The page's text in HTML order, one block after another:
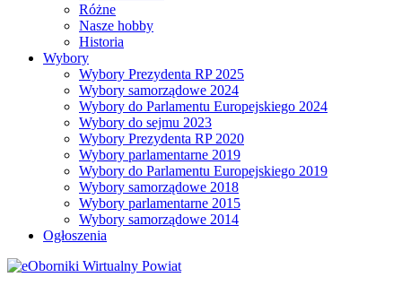
Różne
Nasze hobby
Historia
Wybory
Wybory Prezydenta RP 2025
Wybory samorządowe 2024
Wybory do Parlamentu Europejskiego 2024
Wybory do sejmu 2023
Wybory Prezydenta RP 2020
Wybory parlamentarne 2019
Wybory do Parlamentu Europejskiego 2019
Wybory samorządowe 2018
Wybory parlamentarne 2015
Wybory samorządowe 2014
Ogłoszenia